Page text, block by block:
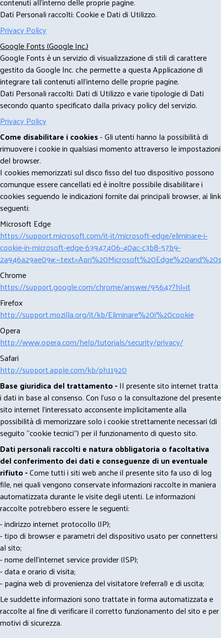
Dati Personali raccolti: Cookie e Dati di Utilizzo.
Privacy Policy
Google Fonts (Google Inc.)
Google Fonts è un servizio di visualizzazione di stili di carattere
gestito da Google Inc. che permette a questa Applicazione di
integrare tali contenuti all'interno delle proprie pagine.
Dati Personali raccolti: Dati di Utilizzo e varie tipologie di Dati
secondo quanto specificato dalla privacy policy del servizio.
Privacy Policy
Come disabilitare i cookies- Gli utenti hanno la possibilità di
rimuovere i cookie in qualsiasi momento attraverso le impostazioni
del browser.
I cookies memorizzati sul disco fisso del tuo dispositivo possono
comunque essere cancellati ed è inoltre possibile disabilitare i
cookies seguendo le indicazioni fornite dai principali browser, ai link
seguenti:
Microsoft Edge
https://support.microsoft.com/it-it/microsoft-edge/eliminare-i-
cookie-in-microsoft-edge-63947406-40ac-c3b8-57b9-
Chrome
https://support.google.com/chrome/answer/95647?hl=it
Firefox
http://support.mozilla.org/it/kb/Eliminare%20i%20cookie
Opera
http://www.opera.com/help/tutorials/security/privacy/
Safari
http://support.apple.com/kb/ph11920
Base giuridica del trattamento -Il presente sito internet tratta
i dati in base al consenso. Con l'uso o la consultazione del presente
sito internet l’interessato acconsente implicitamente alla
possibilità di memorizzare solo i cookie strettamente necessari (di
seguito “cookie tecnici”) per il funzionamento di questo sito.
Dati personali raccolti e natura obbligatoria o facoltativa
del conferimento dei dati e conseguenze di un eventuale
rifiuto -Come tutti i siti web anche il presente sito fa uso di log
file, nei quali vengono conservate informazioni raccolte in maniera
automatizzata durante le visite degli utenti. Le informazioni
raccolte potrebbero essere le seguenti:
- indirizzo internet protocollo (IP);
- tipo di browser e parametri del dispositivo usato per connettersi
al sito;
- nome dell'internet service provider (ISP);
- data e orario di visita;
- pagina web di provenienza del visitatore (referral) e di uscita;
Le suddette informazioni sono trattate in forma automatizzata e
raccolte al fine di verificare il corretto funzionamento del sito e per
motivi di sicurezza.